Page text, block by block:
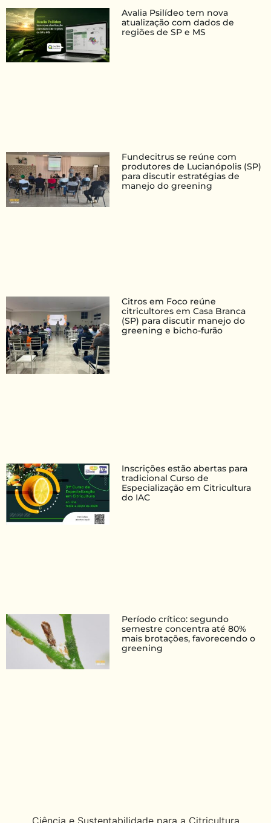
Avalia Psilídeo tem nova
atualização com dados de
regiões de SP e MS
Fundecitrus se reúne com
produtores de Lucianópolis (SP)
para discutir estratégias de
manejo do greening
Citros em Foco reúne
citricultores em Casa Branca
(SP) para discutir manejo do
greening e bicho-furão
Inscrições estão abertas para
tradicional Curso de
Especialização em Citricultura
do IAC
Período crítico: segundo
semestre concentra até 80%
mais brotações, favorecendo o
greening